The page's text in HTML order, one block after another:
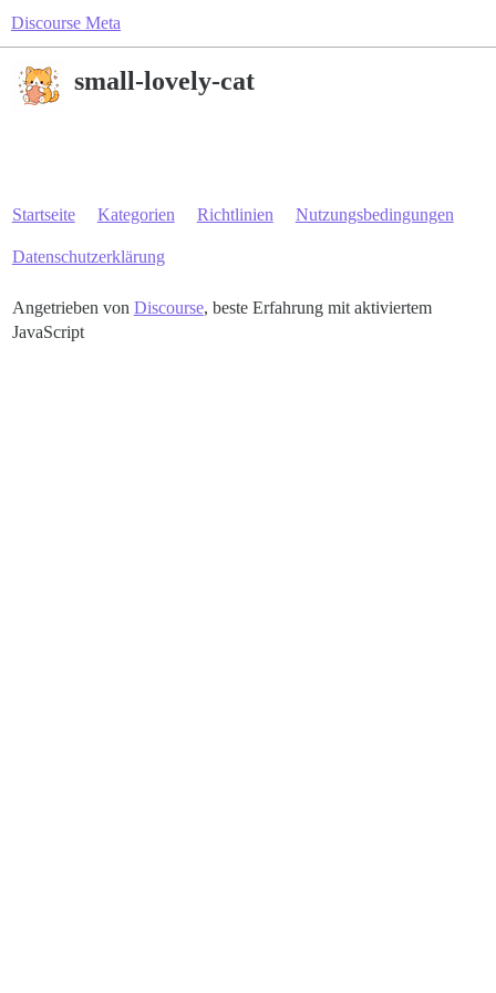
Discourse Meta
small-lovely-cat
Startseite Kategorien Richtlinien Nutzungsbedingungen
Datenschutzerklärung
Angetrieben von Discourse, beste Erfahrung mit aktiviertem
JavaScript